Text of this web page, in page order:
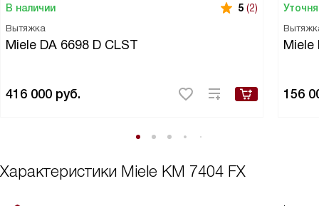
В наличии 5 (2)
Вытяжка
Miele DA 6698 D CLST
416 000 руб.
Miele
156
Характеристики Miele KM 7404 FX